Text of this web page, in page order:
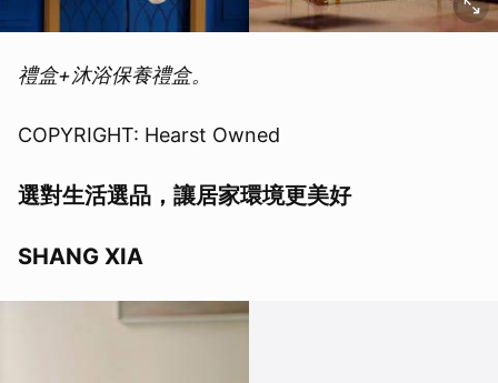
禮盒+沐浴保養禮盒。
COPYRIGHT: Hearst Owned
選對生活選品，讓居家環境更美好
SHANG XIA